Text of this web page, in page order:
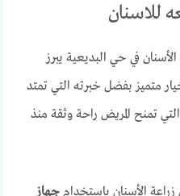
للاسنان
في حي البديعية يبرز
متميز بفضل خبرته التي تمتد
تمنح المريض راحة وثقة منذ
الأسنان باستخدامجهاز